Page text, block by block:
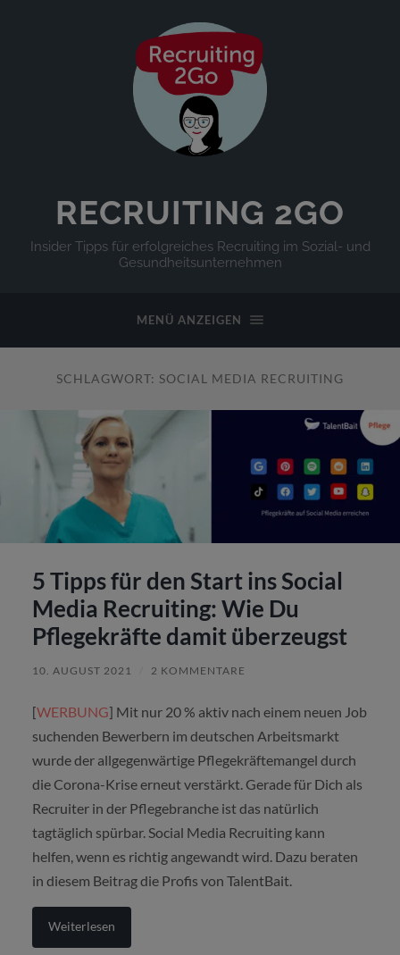
RECRUITING 2GO
Insider Tipps für erfolgreiches Recruiting im Sozial- und
Gesundheitsunternehmen
MENÜ ANZEIGEN
SCHLAGWORT: SOCIAL MEDIA RECRUITING
5 Tipps für den Start ins Social
Media Recruiting: Wie Du
Pflegekräfte damit überzeugst
10. AUGUST 2021 2 KOMMENTARE
[WERBUNG] Mit nur 20 % aktiv nach einem neuen Job
suchenden Bewerbern im deutschen Arbeitsmarkt
wurde der allgegenwärtige Pflegekräftemangel durch
die Corona-Krise erneut verstärkt. Gerade für Dich als
Recruiter in der Pflegebranche ist das natürlich
tagtäglich spürbar. Social Media Recruiting kann
helfen, wenn es richtig angewandt wird. Dazu beraten
in diesem Beitrag die Profis von TalentBait.
Weiterlesen